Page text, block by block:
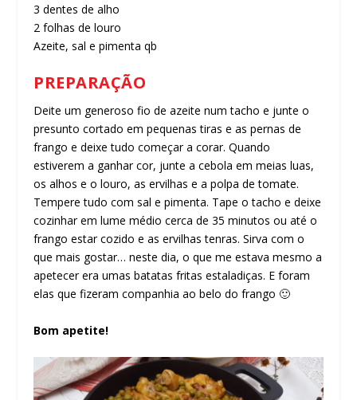
3 dentes de alho
2 folhas de louro
Azeite, sal e pimenta qb
PREPARAÇÃO
Deite um generoso fio de azeite num tacho e junte o
presunto cortado em pequenas tiras e as pernas de
frango e deixe tudo começar a corar. Quando
estiverem a ganhar cor, junte a cebola em meias luas,
os alhos e o louro, as ervilhas e a polpa de tomate.
Tempere tudo com sal e pimenta. Tape o tacho e deixe
cozinhar em lume médio cerca de 35 minutos ou até o
frango estar cozido e as ervilhas tenras. Sirva com o
que mais gostar… neste dia, o que me estava mesmo a
apetecer era umas batatas fritas estaladiças. E foram
elas que fizeram companhia ao belo do frango 🙂
Bom apetite!